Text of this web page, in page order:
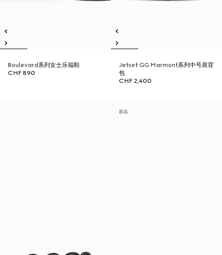
Boulevard系列女士乐福鞋
CHF 890
Jetset GG Marmont系列中号肩背
包
CHF 2,400
新品